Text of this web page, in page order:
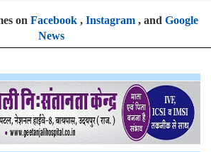
on Facebook, Instagram, and Google
News